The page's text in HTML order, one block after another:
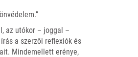
az utókor – joggal –
a szerzői reflexiók és
Mindemellett erénye,